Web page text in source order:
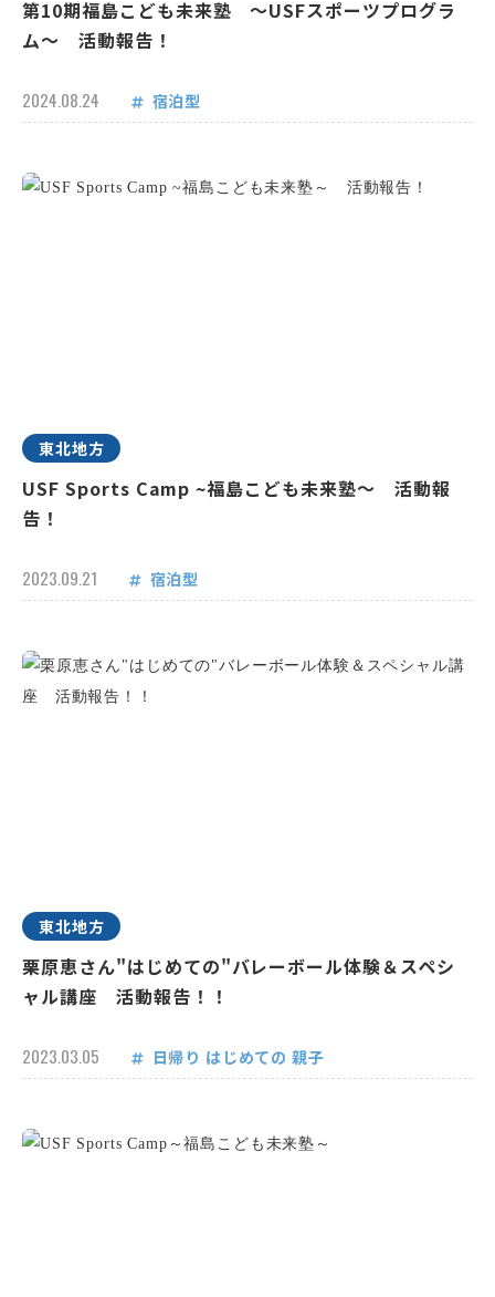
第10期福島こども未来塾 ～USFスポーツプログラ
ム～ 活動報告！
2024.08.24 宿泊型
東北地方
USF Sports Camp ~福島こども未来塾～ 活動報
告！
2023.09.21 宿泊型
東北地方
栗原恵さん"はじめての"バレーボール体験＆スペシ
ャル講座 活動報告！！
2023.03.05 日帰り はじめての 親子